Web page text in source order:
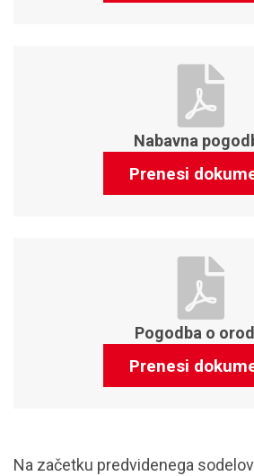
Nabavna
Prenesi
Pogodba o
Prenesi
Na začetku predvidenega